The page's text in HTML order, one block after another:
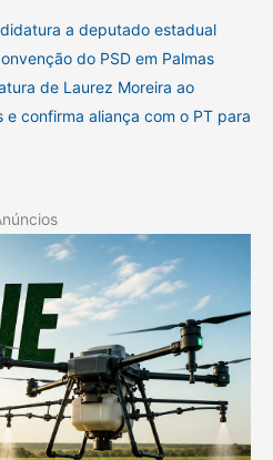
a deputado estadual
do PSD em Palmas
de Laurez Moreira ao
e confirma aliança com o PT para